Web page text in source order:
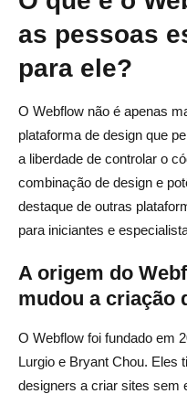
versus flexibilidade
Por que agências e
clientes
Considerações finais: o
para você?
Para que é usado o
Quem deve usar o
Posso usar o Webflow
as pessoas
para ele?
O Webflow não é apenas
plataforma de design que
a liberdade de controlar o
combinação de design e
destaque de outras
para iniciantes e
A origem do
mudou a criação
O Webflow foi fundado em
Lurgio e Bryant Chou. Eles
designers a criar sites sem